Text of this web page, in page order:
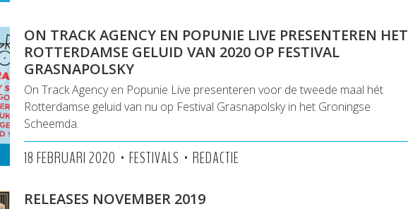
ON TRACK AGENCY EN POPUNIE LIVE PRESENTEREN HET
ROTTERDAMSE GELUID VAN 2020 OP FESTIVAL
GRASNAPOLSKY
On Track Agency en Popunie Live presenteren voor de tweede maal hét
Rotterdamse geluid van nu op Festival Grasnapolsky in het Groningse
Scheemda.
18 FEBRUARI 2020 • FESTIVALS • REDACTIE
RELEASES NOVEMBER 2019